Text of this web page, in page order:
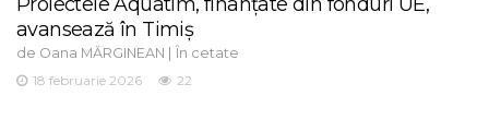
avansează în Timiș
de Oana MĂRGINEAN | În cetate
18 februarie 2026
22